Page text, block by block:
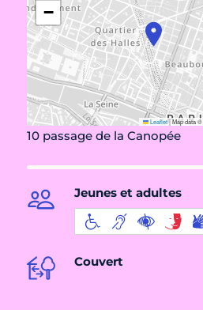
−
Leaflet|Map data ©
10 passage de la Canopée
Jeunes et adultes
Couvert